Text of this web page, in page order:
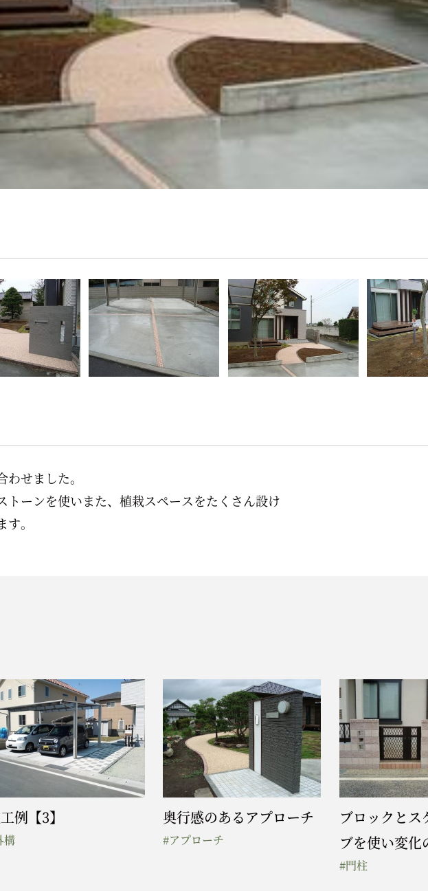
せました。
トーンを使いまた、植栽スペースをたくさん設け
。
例【3】
構
奥行感のあるアプローチ
#アプローチ
ブロックとス
ブを使い変化
#門柱